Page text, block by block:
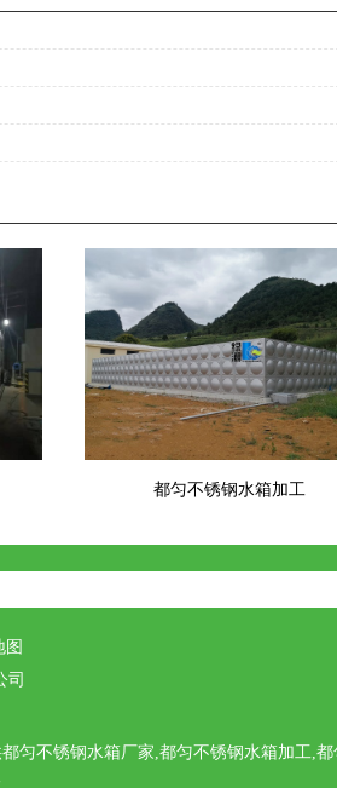
都匀不锈钢水箱加工
图
司
匀不锈钢水箱厂家,都匀不锈钢水箱加工,